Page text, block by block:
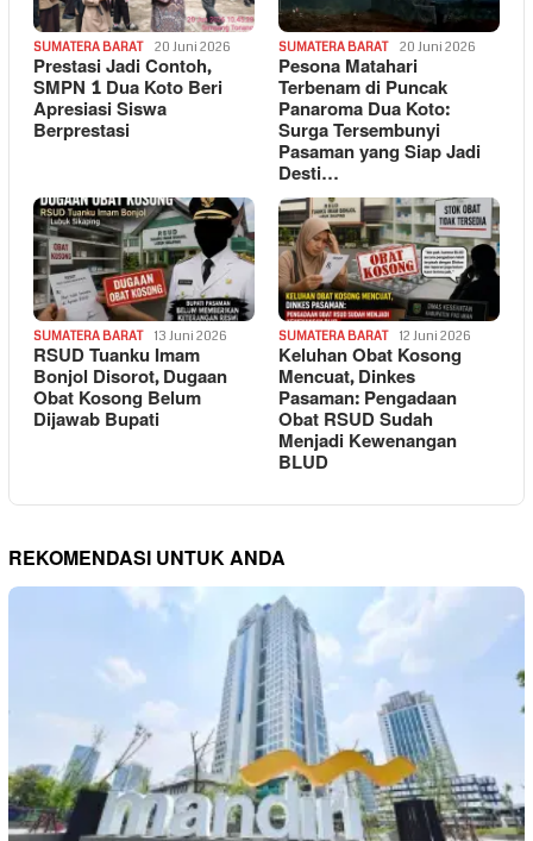
SUMATERA BARAT 20 Juni 2026
Prestasi Jadi Contoh,
SMPN 1 Dua Koto Beri
Apresiasi Siswa
Berprestasi
SUMATERA BARAT 20 Juni 2026
Pesona Matahari
Terbenam di Puncak
Panaroma Dua Koto:
Surga Tersembunyi
Pasaman yang Siap Jadi
Desti…
SUMATERA BARAT 13 Juni 2026
RSUD Tuanku Imam
Bonjol Disorot, Dugaan
Obat Kosong Belum
Dijawab Bupati
SUMATERA BARAT 12 Juni 2026
Keluhan Obat Kosong
Mencuat, Dinkes
Pasaman: Pengadaan
Obat RSUD Sudah
Menjadi Kewenangan
BLUD
REKOMENDASI UNTUK ANDA